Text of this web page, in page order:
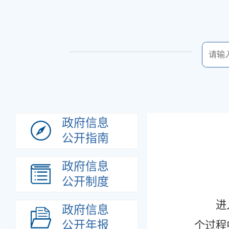
政府信息
公开指南
政府信息
公开制度
政府信息
公开年报
个过